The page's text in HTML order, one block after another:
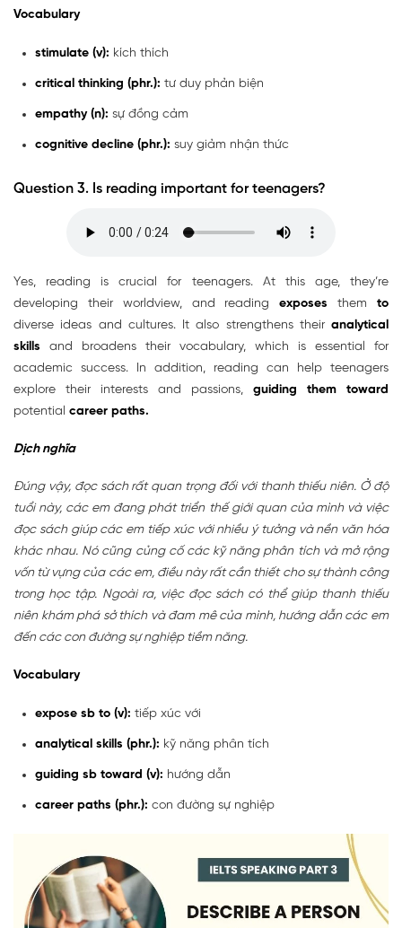
Vocabulary
stimulate (v): kích thích
critical thinking (phr.): tư duy phản biện
empathy (n): sự đồng cảm
cognitive decline (phr.): suy giảm nhận thức
Question 3. Is reading important for teenagers?
Yes, reading is crucial for teenagers. At this age, they’re
developing their worldview, and readingexposes themto
diverse ideas and cultures. It also strengthens their analytical
skills and broadens their vocabulary, which is essential for
academic success. In addition, reading can help teenagers
explore their interests and passions, guiding them toward
potential career paths.
Dịch nghĩa
Đúng vậy, đọc sách rất quan trọng đối với thanh thiếu niên. Ở độ
tuổi này, các em đang phát triển thế giới quan của mình và việc
đọc sách giúp các em tiếp xúc với nhiều ý tưởng và nền văn hóa
khác nhau. Nó cũng củng cố các kỹ năng phân tích và mở rộng
vốn từ vựng của các em, điều này rất cần thiết cho sự thành công
trong học tập. Ngoài ra, việc đọc sách có thể giúp thanh thiếu
niên khám phá sở thích và đam mê của mình, hướng dẫn các em
đến các con đường sự nghiệp tiềm năng.
Vocabulary
expose sb to (v): tiếp xúc với
analytical skills (phr.): kỹ năng phân tích
guiding sb toward (v): hướng dẫn
career paths (phr.): con đường sự nghiệp